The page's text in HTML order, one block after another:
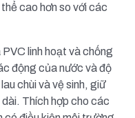
cao hơn so với các
linh hoạt và chống
động của nước và độ
chùi và vệ sinh, giữ
dài. Thích hợp cho các